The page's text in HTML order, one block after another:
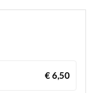
€ 6,50